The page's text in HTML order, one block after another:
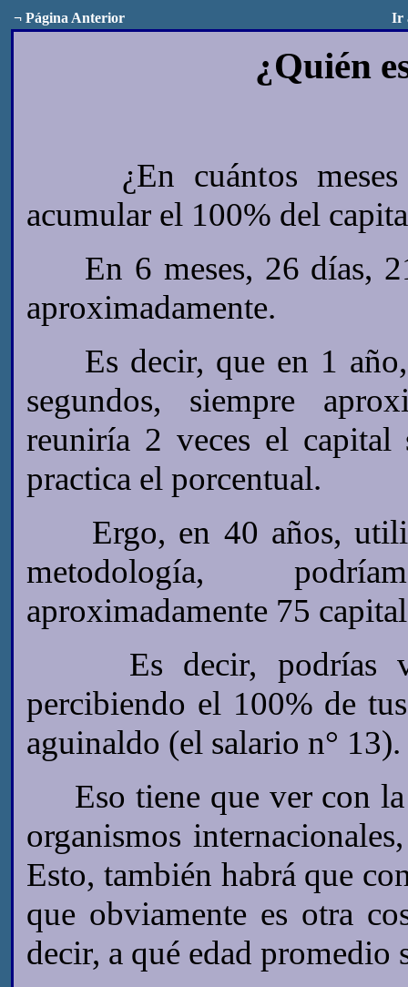
¬ Página Anterior Ir
¿Quién
¿En cuántos meses
acumular el 100% del
En 6 meses, 26 días,
aproximadamente.
Es decir, que en 1 año,
segundos, siempre
reuniría 2 veces el capital
practica el porcentual.
Ergo, en 40 años,
metodología,
aproximadamente 75
Es decir, podrías
percibiendo el 100% de
aguinaldo (el salario n° 13).
Eso tiene que ver con la
organismos
Esto, también habrá que
que obviamente es otra
decir, a qué edad promedio